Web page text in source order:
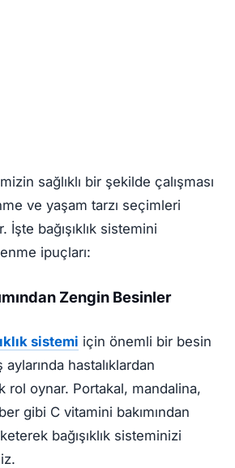
sağlıklı bir şekilde çalışması
ve yaşam tarzı seçimleri
İşte bağışıklık sistemini
ipuçları:
Zengin Besinler
sistemi için önemli bir besin
hastalıklardan
rol oynar. Portakal, mandalina,
gibi C vitamini bakımından
bağışıklık sisteminizi